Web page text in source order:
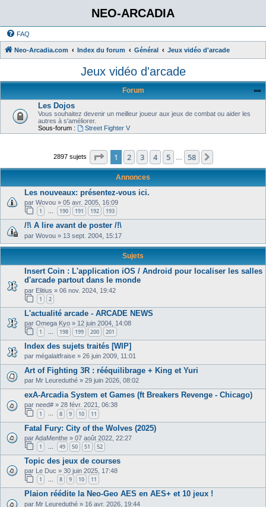
NEO-ARCADIA
FAQ
Neo-Arcadia.com Index du forum Général Jeux vidéo d'arcade
Jeux vidéo d'arcade
Forum
Les Dojos
Vous souhaitez devenir un meilleur joueur aux jeux de combat ou aider les
autres à s'améliorer.
Sous-forum :
Street Fighter V
2897 sujets Page 1sur58
1 2 3 4 5 58
Annonces
Les nouveaux: présentez-vous ici.
par Wovou » 05 avr. 2005, 16:09
1 … 190 191 192 193
/!\ A lire avant de poster /!\
par Wovou » 13 sept. 2004, 15:17
Sujets
Insert Coin : L'application iOS / Android pour localiser les salles
d'arcade partout dans le monde
par Elitius » 06 nov. 2024, 19:42
1 2
L'actualité arcade - ARCADE NEWS
par Omega Kyo » 12 juin 2004, 14:08
1 … 198 199 200 201
Index des sujets traités [WIP]
par mégalaitfraise » 26 juin 2009, 11:01
Art of Fighting 3R : rééquilibrage + King et Yuri
par Mr Leureduthé » 29 juin 2026, 08:02
exA-Arcadia System et Games (ft Breakers Revenge - Chicago)
par need# » 28 févr. 2021, 06:38
1 … 8 9 10 11
Fatal Fury: City of the Wolves (2025)
parAdaMenthe » 07 août 2022, 22:27
1 49 50 51 52
Topic des jeux de courses
par Le Duc » 30 juin 2025, 17:48
1 … 8 9 10 11
Plaion réédite la Neo-Geo AES en AES+ et 10 jeux !
par Mr Leureduthé » 16 avr. 2026, 19:44